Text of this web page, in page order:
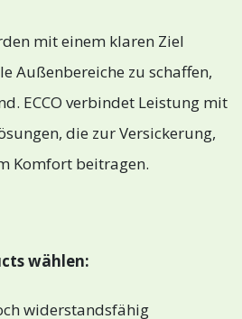
mit einem klaren Ziel
Außenbereiche zu schaffen,
ECCO verbindet Leistung mit
die zur Versickerung,
Komfort beitragen.
wählen:
widerstandsfähig